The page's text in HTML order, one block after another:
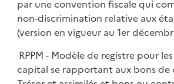
par une convention fiscale qui
non-discrimination relative aux
(version en vigueur au 1er
RPPM - Modèle de registre pour
capital se rapportant aux bons de